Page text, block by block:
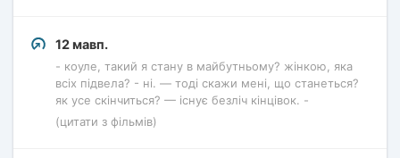
12 мавп.
- коуле, такий я стану в майбутньому? жінкою, яка
всіх підвела? - ні. — тоді скажи мені, що станеться?
як усе скінчиться? — існує безліч кінцівок. -
(цитати з фільмів)